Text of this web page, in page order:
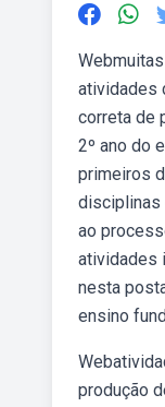
atividades
correta de
2º ano do
primeiros
disciplinas
ao
atividades
nesta
ensino
produção